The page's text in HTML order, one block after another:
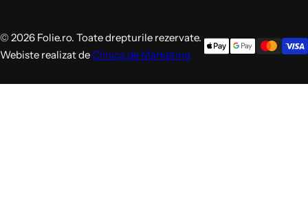
© 2026 Folie.ro. Toate drepturile rezervate.
Webiste realizat deClinica de Marketing